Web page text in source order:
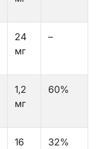
24
мг
–
1,2
мг
60%
16
32%